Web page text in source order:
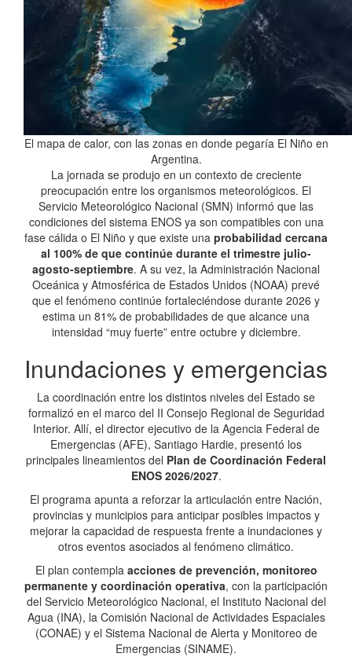
El mapa de calor, con las zonas en donde pegaría El Niño en
Argentina.
La jornada se produjo en un contexto de creciente
preocupación entre los organismos meteorológicos. El
Servicio Meteorológico Nacional (SMN) informó que las
condiciones del sistema ENOS ya son compatibles con una
fase cálida o El Niño y que existe una probabilidad cercana
al 100% de que continúe durante el trimestre julio-
agosto-septiembre. A su vez, la Administración Nacional
Oceánica y Atmosférica de Estados Unidos (NOAA) prevé
que el fenómeno continúe fortaleciéndose durante 2026 y
estima un 81% de probabilidades de que alcance una
intensidad “muy fuerte” entre octubre y diciembre.
Inundaciones y emergencias
La coordinación entre los distintos niveles del Estado se
formalizó en el marco del II Consejo Regional de Seguridad
Interior. Allí, el director ejecutivo de la Agencia Federal de
Emergencias (AFE), Santiago Hardie, presentó los
principales lineamientos del Plan de Coordinación Federal
ENOS 2026/2027.
El programa apunta a reforzar la articulación entre Nación,
provincias y municipios para anticipar posibles impactos y
mejorar la capacidad de respuesta frente a inundaciones y
otros eventos asociados al fenómeno climático.
El plan contempla acciones de prevención, monitoreo
permanente y coordinación operativa, con la participación
del Servicio Meteorológico Nacional, el Instituto Nacional del
Agua (INA), la Comisión Nacional de Actividades Espaciales
(CONAE) y el Sistema Nacional de Alerta y Monitoreo de
Emergencias (SINAME).